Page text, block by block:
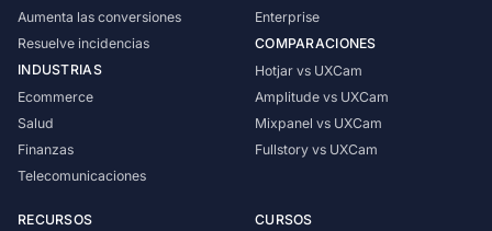
Aumenta las conversiones
Resuelve incidencias
INDUSTRIAS
Ecommerce
Salud
Finanzas
Telecomunicaciones
Enterprise
COMPARACIONES
Hotjar vs UXCam
Amplitude vs UXCam
Mixpanel vs UXCam
Fullstory vs UXCam
RECURSOS
CURSOS